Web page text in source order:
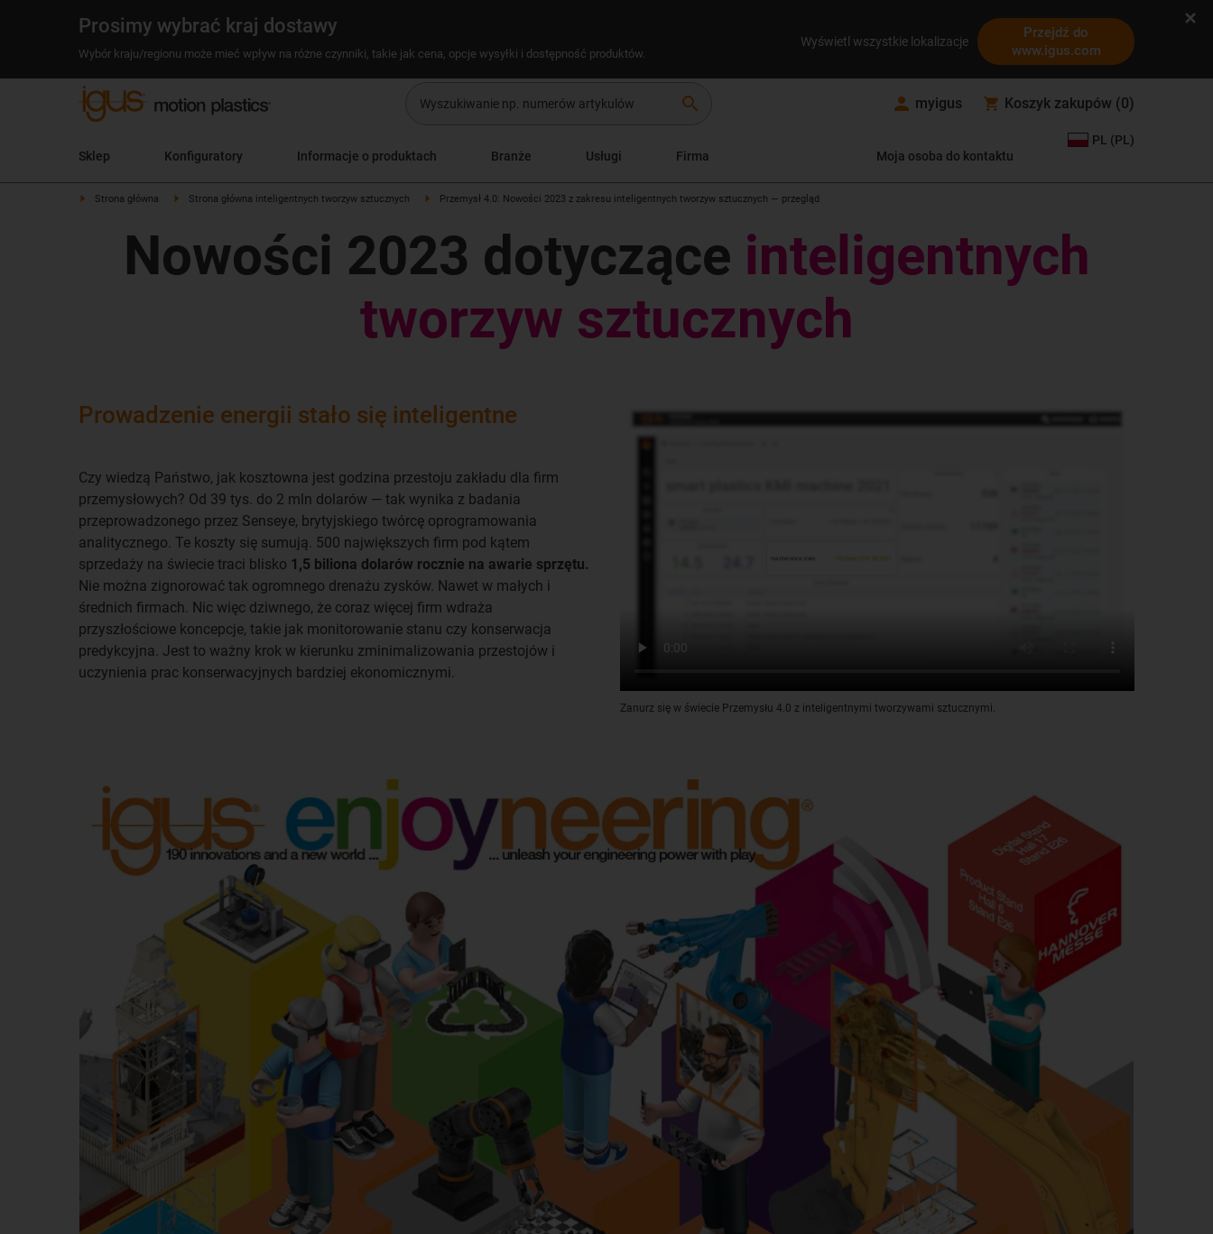
Prosimy wybrać kraj dostawy
Wybór kraju/regionu może mieć wpływ na różne czynniki, takie jak cena, opcje wysyłki i dostępność produktów.
Wyświetl wszystkie lokalizacje
Przejdź do
www.igus.com
search myigus Koszyk zakupów (0)
Sklep Konfiguratory Informacje o produktach Branże Usługi Firma Moja osoba do kontaktu
PL (PL)
Strona główna Strona główna inteligentnych tworzyw sztucznych Przemysł 4.0: Nowości 2023 z zakresu inteligentnych tworzyw sztucznych — przegląd
Nowości 2023 dotyczące inteligentnych
tworzyw sztucznych
Prowadzenie energii stało się inteligentne
Czy wiedzą Państwo, jak kosztowna jest godzina przestoju zakładu dla firm
przemysłowych? Od 39 tys. do 2 mln dolarów — tak wynika z badania
przeprowadzonego przez Senseye, brytyjskiego twórcę oprogramowania
analitycznego. Te koszty się sumują. 500 największych firm pod kątem
sprzedaży na świecie traci blisko 1,5 biliona dolarów rocznie na awarie sprzętu.
Nie można zignorować tak ogromnego drenażu zysków. Nawet w małych i
średnich firmach. Nic więc dziwnego, że coraz więcej firm wdraża
przyszłościowe koncepcje, takie jak monitorowanie stanu czy konserwacja
predykcyjna. Jest to ważny krok w kierunku zminimalizowania przestojów i
uczynienia prac konserwacyjnych bardziej ekonomicznymi.
Zanurz się w świecie Przemysłu 4.0 z inteligentnymi tworzywami sztucznymi.